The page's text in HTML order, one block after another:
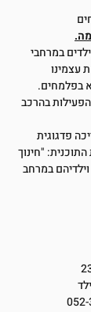
במרחבי
עצמינו
בפלמחים.
בהרכב
פדגוגית
"חינוך
במרחב